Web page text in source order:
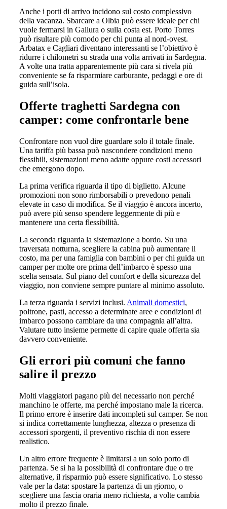
Anche i porti di arrivo incidono sul costo complessivo
della vacanza. Sbarcare a Olbia può essere ideale per chi
vuole fermarsi in Gallura o sulla costa est. Porto Torres
può risultare più comodo per chi punta al nord-ovest.
Arbatax e Cagliari diventano interessanti se l’obiettivo è
ridurre i chilometri su strada una volta arrivati in Sardegna.
A volte una tratta apparentemente più cara si rivela più
conveniente se fa risparmiare carburante, pedaggi e ore di
guida sull’isola.
Offerte traghetti Sardegna con
camper: come confrontarle bene
Confrontare non vuol dire guardare solo il totale finale.
Una tariffa più bassa può nascondere condizioni meno
flessibili, sistemazioni meno adatte oppure costi accessori
che emergono dopo.
La prima verifica riguarda il tipo di biglietto. Alcune
promozioni non sono rimborsabili o prevedono penali
elevate in caso di modifica. Se il viaggio è ancora incerto,
può avere più senso spendere leggermente di più e
mantenere una certa flessibilità.
La seconda riguarda la sistemazione a bordo. Su una
traversata notturna, scegliere la cabina può aumentare il
costo, ma per una famiglia con bambini o per chi guida un
camper per molte ore prima dell’imbarco è spesso una
scelta sensata. Sul piano del comfort e della sicurezza del
viaggio, non conviene sempre puntare al minimo assoluto.
La terza riguarda i servizi inclusi. Animali domestici,
poltrone, pasti, accesso a determinate aree e condizioni di
imbarco possono cambiare da una compagnia all’altra.
Valutare tutto insieme permette di capire quale offerta sia
davvero conveniente.
Gli errori più comuni che fanno
salire il prezzo
Molti viaggiatori pagano più del necessario non perché
manchino le offerte, ma perché impostano male la ricerca.
Il primo errore è inserire dati incompleti sul camper. Se non
si indica correttamente lunghezza, altezza o presenza di
accessori sporgenti, il preventivo rischia di non essere
realistico.
Un altro errore frequente è limitarsi a un solo porto di
partenza. Se si ha la possibilità di confrontare due o tre
alternative, il risparmio può essere significativo. Lo stesso
vale per la data: spostare la partenza di un giorno, o
scegliere una fascia oraria meno richiesta, a volte cambia
molto il prezzo finale.